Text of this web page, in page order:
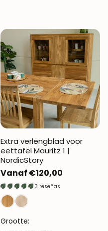
Extra verlengblad voor
eettafel Mauritz 1 |
NordicStory
Normale
prijs
Vanaf €120,00
3 reseñas
Grootte: